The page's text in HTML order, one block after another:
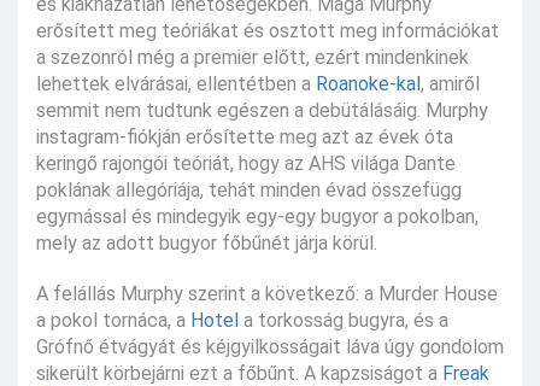
erősített meg teóriákat és osztott meg információkat
a szezonról még a premier előtt, ezért mindenkinek
lehettek elvárásai, ellentétben a Roanoke-kal, amiről
semmit nem tudtunk egészen a debütálásáig. Murphy
instagram-fiókján erősítette meg azt az évek óta
keringő rajongói teóriát, hogy az AHS világa Dante
poklának allegóriája, tehát minden évad összefügg
egymással és mindegyik egy-egy bugyor a pokolban,
mely az adott bugyor főbűnét járja körül.
A felállás Murphy szerint a következő: a Murder House
a pokol tornáca, a Hotel a torkosság bugyra, és a
Grófnő étvágyát és kéjgyilkosságait láva úgy gondolom
sikerült körbejárni ezt a főbűnt. A kapzsiságot a Freak